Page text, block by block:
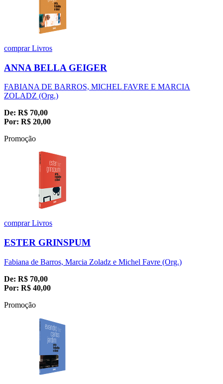
comprarLivros
ANNA BELLA GEIGER
FABIANA DE BARROS, MICHEL FAVRE E MARCIA
ZOLADZ (Org.)
De: R$ 70,00
Por: R$ 20,00
Promoção
comprarLivros
ESTER GRINSPUM
Fabiana de Barros, Marcia Zoladz e Michel Favre (Org.)
De: R$ 70,00
Por: R$ 40,00
Promoção